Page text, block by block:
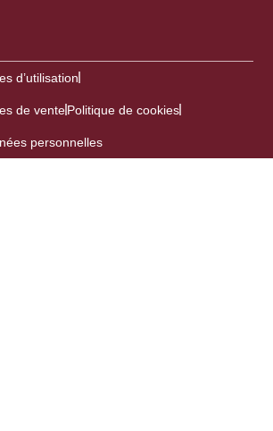
d’utilisation
de ventePolitique de cookies
personnelles